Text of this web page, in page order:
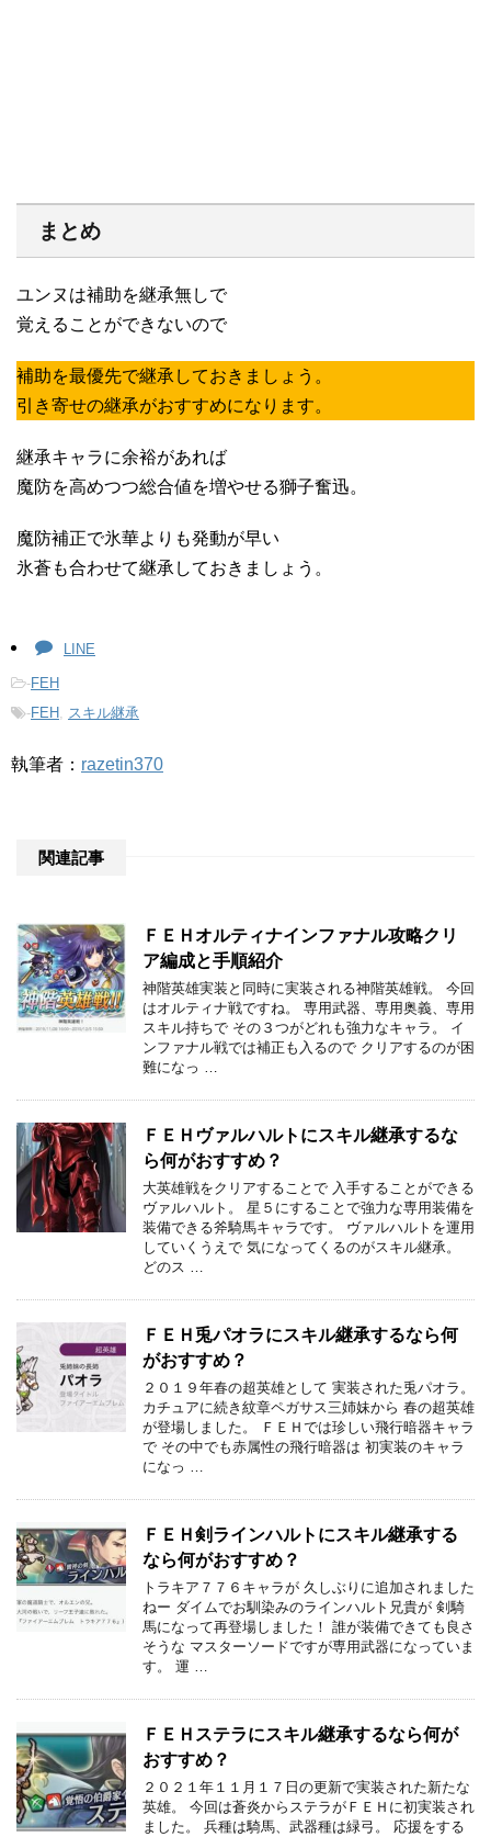
まとめ
ユンヌは補助を継承無しで
覚えることができないので
補助を最優先で継承しておきましょう。
引き寄せの継承がおすすめになります。
継承キャラに余裕があれば
魔防を高めつつ総合値を増やせる獅子奮迅。
魔防補正で氷華よりも発動が早い
氷蒼も合わせて継承しておきましょう。
LINE
-FEH
-FEH , スキル継承
執筆者： razetin370
関連記事
ＦＥＨオルティナインファナル攻略クリ
ア編成と手順紹介
神階英雄実装と同時に実装される神階英雄戦。 今回
はオルティナ戦ですね。 専用武器、専用奥義、専用
スキル持ちで その３つがどれも強力なキャラ。 イ
ンファナル戦では補正も入るので クリアするのが困
難になっ …
ＦＥＨヴァルハルトにスキル継承するな
ら何がおすすめ？
大英雄戦をクリアすることで 入手することができる
ヴァルハルト。 星５にすることで強力な専用装備を
装備できる斧騎馬キャラです。 ヴァルハルトを運用
していくうえで 気になってくるのがスキル継承。
どのス …
ＦＥＨ兎パオラにスキル継承するなら何
がおすすめ？
２０１９年春の超英雄として 実装された兎パオラ。
カチュアに続き紋章ペガサス三姉妹から 春の超英雄
が登場しました。 ＦＥＨでは珍しい飛行暗器キャラ
で その中でも赤属性の飛行暗器は 初実装のキャラ
になっ …
ＦＥＨ剣ラインハルトにスキル継承する
なら何がおすすめ？
トラキア７７６キャラが 久しぶりに追加されました
ねー ダイムでお馴染みのラインハルト兄貴が 剣騎
馬になって再登場しました！ 誰が装備できても良さ
そうな マスターソードですが専用武器になっていま
す。 運 …
ＦＥＨステラにスキル継承するなら何が
おすすめ？
２０２１年１１月１７日の更新で実装された新たな
英雄。 今回は蒼炎からステラがＦＥＨに初実装され
ました。 兵種は騎馬、武器種は緑弓。 応援をする